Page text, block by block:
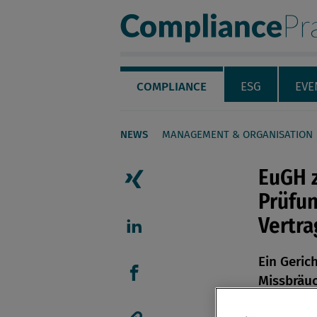
Compliance
Servicenavigation
Navigation
COMPLIANCE ESG
NEWS MANAGEMENT & ORGANISATION
Seiteninhalt
Artikel auf Xing teilen
Ein